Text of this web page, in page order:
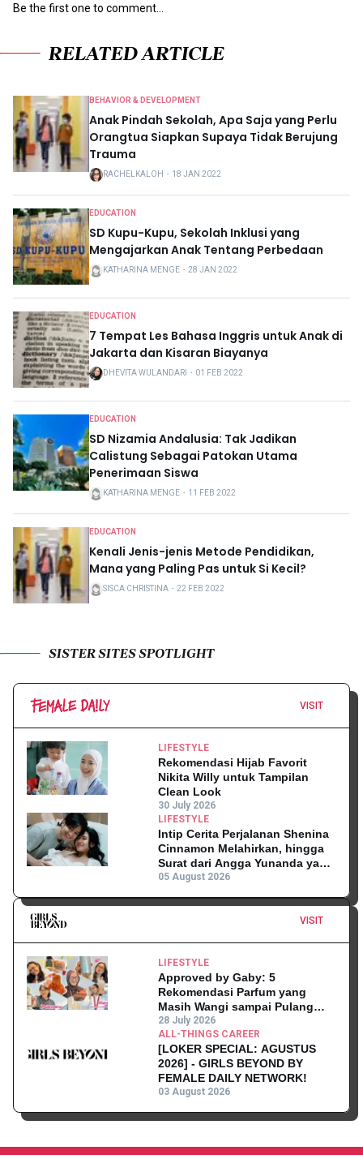
Be the first one to comment...
RELATED ARTICLE
BEHAVIOR & DEVELOPMENT
Anak Pindah Sekolah, Apa Saja yang Perlu
Orangtua Siapkan Supaya Tidak Berujung
Trauma
RACHELKALOH ・ 18 JAN 2022
EDUCATION
SD Kupu-Kupu, Sekolah Inklusi yang
Mengajarkan Anak Tentang Perbedaan
KATHARINA MENGE ・ 28 JAN 2022
EDUCATION
7 Tempat Les Bahasa Inggris untuk Anak di
Jakarta dan Kisaran Biayanya
DHEVITA WULANDARI ・ 01 FEB 2022
EDUCATION
SD Nizamia Andalusia: Tak Jadikan
Calistung Sebagai Patokan Utama
Penerimaan Siswa
KATHARINA MENGE ・ 11 FEB 2022
EDUCATION
Kenali Jenis-jenis Metode Pendidikan,
Mana yang Paling Pas untuk Si Kecil?
SISCA CHRISTINA ・ 22 FEB 2022
SISTER SITES SPOTLIGHT
VISIT
LIFESTYLE
Rekomendasi Hijab Favorit
Nikita Willy untuk Tampilan
Clean Look
30 July 2026
LIFESTYLE
Intip Cerita Perjalanan Shenina
Cinnamon Melahirkan, hingga
Surat dari Angga Yunanda yang
Mengharukan!
05 August 2026
VISIT
LIFESTYLE
Approved by Gaby: 5
Rekomendasi Parfum yang
Masih Wangi sampai Pulang
Kantor
28 July 2026
ALL-THINGS CAREER
[LOKER SPECIAL: AGUSTUS
2026] - GIRLS BEYOND BY
FEMALE DAILY NETWORK!
03 August 2026